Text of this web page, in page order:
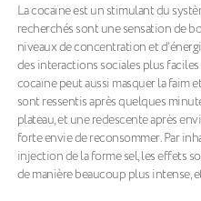
La cocaïne est un stimulant du
recherchés sont une sensation de
niveaux de concentration et
des interactions sociales plus
cocaïne peut aussi masquer la faim
sont ressentis après quelques
plateau, et une redescente après
forte envie de reconsommer. Par
injection de la forme sel, les effets
de manière beaucoup plus intense,